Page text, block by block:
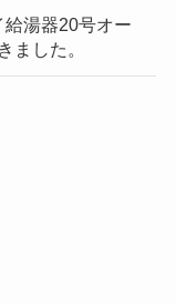
給湯器20号オー
ました。